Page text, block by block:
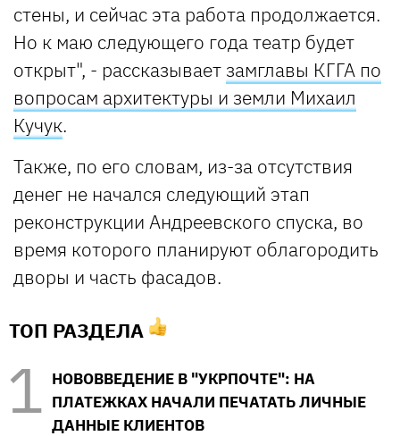
стены, и сейчас эта работа продолжается.
Но к маю следующего года театр будет
открыт", - рассказывает замглавы КГГА по
вопросам архитектуры и земли Михаил
Кучук.
Также, по его словам, из-за отсутствия
денег не начался следующий этап
реконструкции Андреевского спуска, во
время которого планируют облагородить
дворы и часть фасадов.
ТОП РАЗДЕЛА
НОВОВВЕДЕНИЕ В "УКРПОЧТЕ": НА
ПЛАТЕЖКАХ НАЧАЛИ ПЕЧАТАТЬ ЛИЧНЫЕ
ДАННЫЕ КЛИЕНТОВ